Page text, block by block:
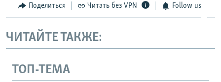
Поделиться Читать без VPN Follow us
ЧИТАЙТЕ ТАКЖЕ:
ТОП-ТЕМА